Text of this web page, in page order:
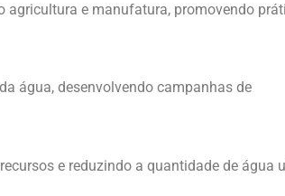
e manufatura, promovendo
água, desenvolvendo campanhas de
e reduzindo a quantidade de água